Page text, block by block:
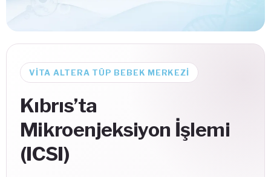
VITA ALTERA TÜP BEBEK MERKEZI
Kıbrıs’ta
Mikroenjeksiyon İşlemi
(ICSI)